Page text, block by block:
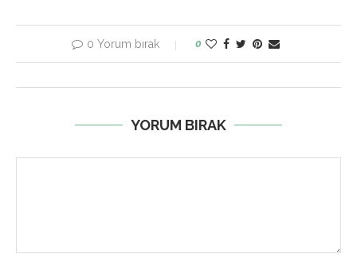
0 Yorum bırak 0
YORUM BIRAK